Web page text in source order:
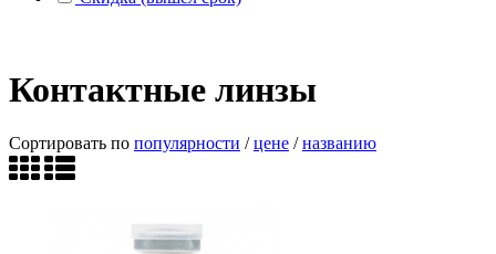
Контактные линзы
Сортировать по популярности /цене /названию